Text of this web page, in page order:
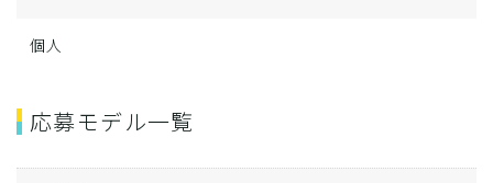
個人
応募モデル一覧